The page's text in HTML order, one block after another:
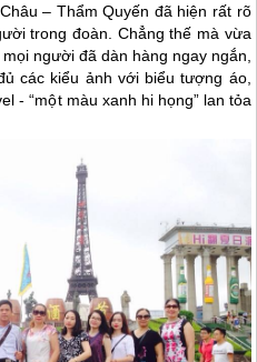
– Thẩm Quyến đã hiện rất rõ
trong đoàn. Chẳng thế mà vừa
người đã dàn hàng ngay ngắn,
các kiểu ảnh với biểu tượng áo,
- “một màu xanh hi họng” lan tỏa